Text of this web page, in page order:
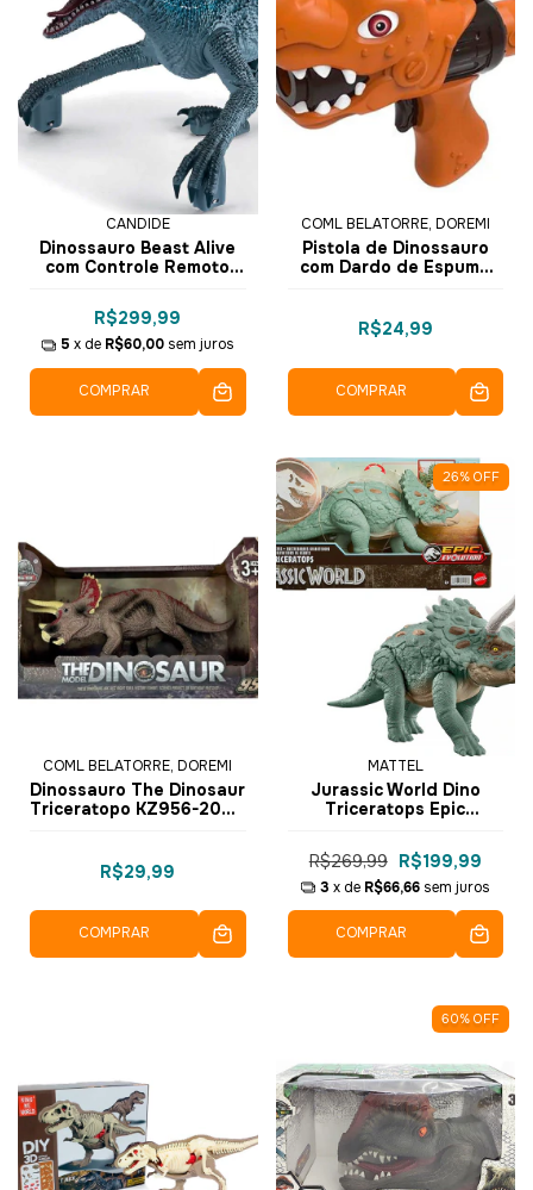
CANDIDE
Dinossauro Beast Alive
com Controle Remoto
Candide
R$299,99
5 x de R$60,00 sem juros
COMPRAR
COML BELATORRE, DOREMI
Pistola de Dinossauro
com Dardo de Espuma
R$24,99
COMPRAR
COML BELATORRE, DOREMI
Dinossauro The Dinosaur
Triceratopo KZ956-205G
R$29,99
COMPRAR
26% OFF
MATTEL
Jurassic World Dino
Triceratops Epic
Mattel
R$269,99 R$199,99
3 x de R$66,66 sem juros
COMPRAR
60% OFF